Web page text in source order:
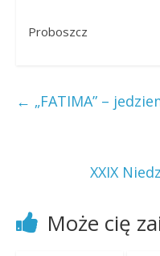
Proboszcz
← „FATIMA” –
XXIX
Może cię